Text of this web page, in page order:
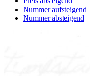
Nummer aufsteigend
Nummer absteigend